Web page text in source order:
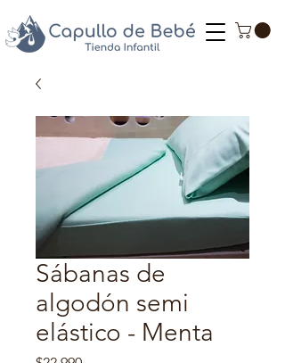
Sábanas de
algodón semi
elástico - Menta